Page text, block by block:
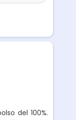
del 100%.